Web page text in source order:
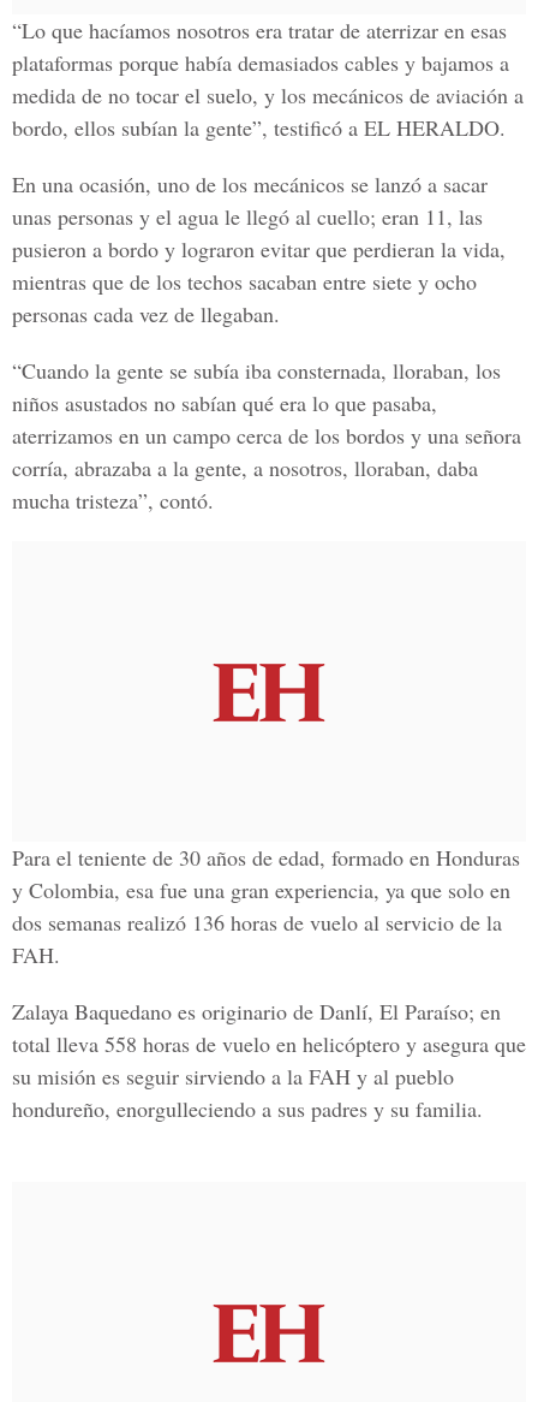
“Lo que hacíamos nosotros era tratar de aterrizar en esas
plataformas porque había demasiados cables y bajamos a
medida de no tocar el suelo, y los mecánicos de aviación a
bordo, ellos subían la gente”, testificó a EL HERALDO.
En una ocasión, uno de los mecánicos se lanzó a sacar
unas personas y el agua le llegó al cuello; eran 11, las
pusieron a bordo y lograron evitar que perdieran la vida,
mientras que de los techos sacaban entre siete y ocho
personas cada vez de llegaban.
“Cuando la gente se subía iba consternada, lloraban, los
niños asustados no sabían qué era lo que pasaba,
aterrizamos en un campo cerca de los bordos y una señora
corría, abrazaba a la gente, a nosotros, lloraban, daba
mucha tristeza”, contó.
Para el teniente de 30 años de edad, formado en Honduras
y Colombia, esa fue una gran experiencia, ya que solo en
dos semanas realizó 136 horas de vuelo al servicio de la
FAH.
Zalaya Baquedano es originario de Danlí, El Paraíso; en
total lleva 558 horas de vuelo en helicóptero y asegura que
su misión es seguir sirviendo a la FAH y al pueblo
hondureño, enorgulleciendo a sus padres y su familia.